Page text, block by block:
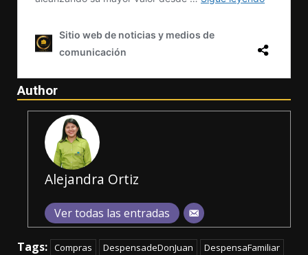
Author
Alejandra Ortiz
Ver todas las entradas
Tags: Compras DespensadeDonJuan
DespensaFamiliar